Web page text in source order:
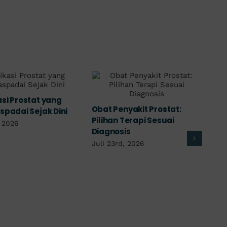
Berapa Biaya Operasi
Prostat? Simak Kisarannya!
Agustus 6th, 2026
Penyakit Prostat
Bisa Sembuh?
Jawabannya